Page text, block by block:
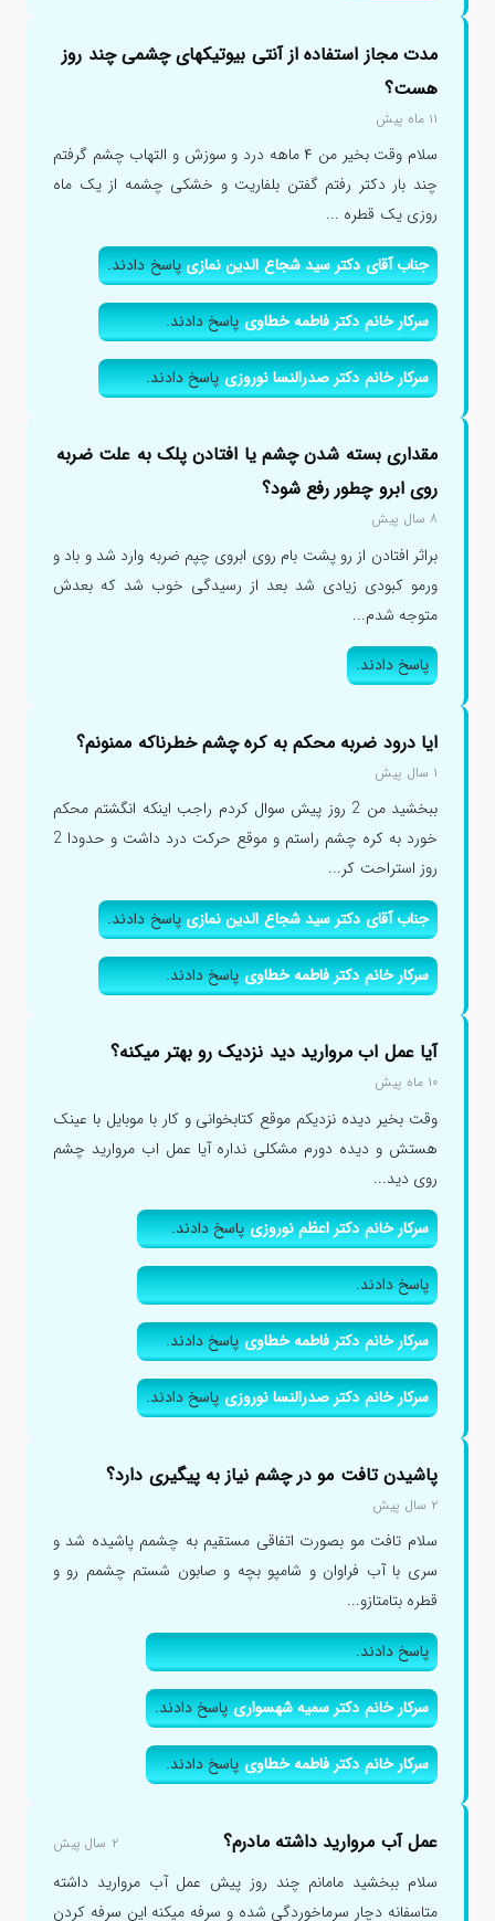
مدت مجاز استفاده از آنتی بیوتیکهای چشمی چند روز
هست؟
۱۱ ماه پیش
سلام وقت بخیر من ۴ ماهه درد و سوزش و التهاب چشم گرفتم
چند بار دکتر رفتم گفتن بلفاریت و خشکی چشمه از یک ماه
روزی یک قطره ...
جناب آقای دکتر سید شجاع الدین نمازیپاسخ دادند.
سرکار خانم دکتر فاطمه خطاویپاسخ دادند.
سرکار خانم دکتر صدرالنسا نوروزیپاسخ دادند.
مقداری بسته شدن چشم یا افتادن پلک به علت ضربه
روی ابرو چطور رفع شود؟
۸ سال پیش
براثر افتادن از رو پشت بام روی ابروی چپم ضربه وارد شد و باد و
ورمو کبودی زیادی شد بعد از رسیدگی خوب شد که بعدش
متوجه شدم...
پاسخ دادند.
ایا درود ضربه محکم به کره چشم خطرناکه ممنونم؟
۱ سال پیش
ببخشید من 2 روز پیش سوال کردم راجب اینکه انگشتم محکم
خورد به کره چشم راستم و موقع حرکت درد داشت و حدودا 2
روز استراحت کر...
جناب آقای دکتر سید شجاع الدین نمازیپاسخ دادند.
سرکار خانم دکتر فاطمه خطاویپاسخ دادند.
آیا عمل اب مروارید دید نزدیک رو بهتر میکنه؟
۱۰ ماه پیش
وقت بخیر دیده نزدیکم موقع کتابخوانی و کار با موبایل با عینک
هستش و دیده دورم مشکلی نداره آیا عمل اب مروارید چشم
روی دید...
سرکار خانم دکتر اعظم نوروزیپاسخ دادند.
پاسخ دادند.
سرکار خانم دکتر فاطمه خطاویپاسخ دادند.
سرکار خانم دکتر صدرالنسا نوروزیپاسخ دادند.
پاشیدن تافت مو در چشم نیاز به پیگیری دارد؟
۲ سال پیش
سلام تافت مو بصورت اتفاقی مستقیم به چشمم پاشیده شد و
سری با آب فراوان و شامپو بچه و صابون شستم چشمم رو و
قطره بتامتازو...
پاسخ دادند.
سرکار خانم دکتر سمیه شهسواریپاسخ دادند.
سرکار خانم دکتر فاطمه خطاویپاسخ دادند.
عمل آب مروارید داشته مادرم؟ ۲ سال پیش
سلام ببخشید مامانم چند روز پیش عمل آب مروارید داشته
متاسفانه دچار سرماخوردگی شده و سرفه میکنه این سرفه کردن